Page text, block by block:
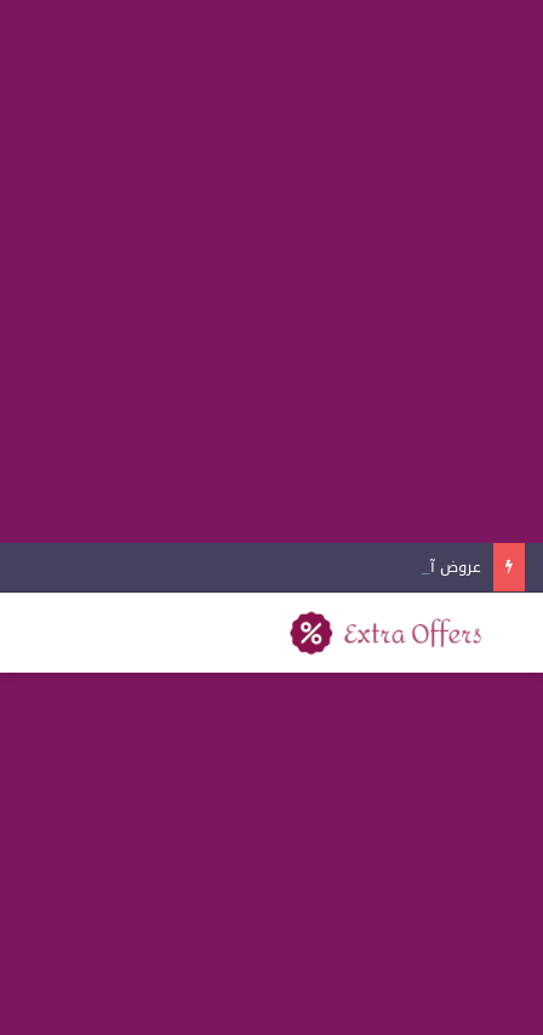
عروض آيفون اليوم الوطني 2026
بحث عن